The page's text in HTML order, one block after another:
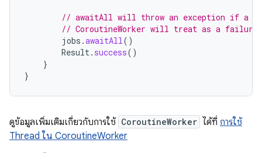
// awaitAll will throw an exception if a
// CoroutineWorker will treat as a failure
jobs .awaitAll()
Result. success()
}
}
ดูข้อมูลเพิ่มเติมเกี่ยวกับการใช้ CoroutineWorker ได้ที่ การใช้
Thread ใน CoroutineWorker